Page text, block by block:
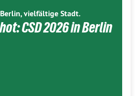
vielfältige Stadt.
CSD 2026 in Berlin